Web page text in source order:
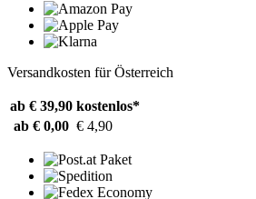
Versandkosten für Österreich
ab € 39,90 kostenlos*
ab € 0,00 € 4,90